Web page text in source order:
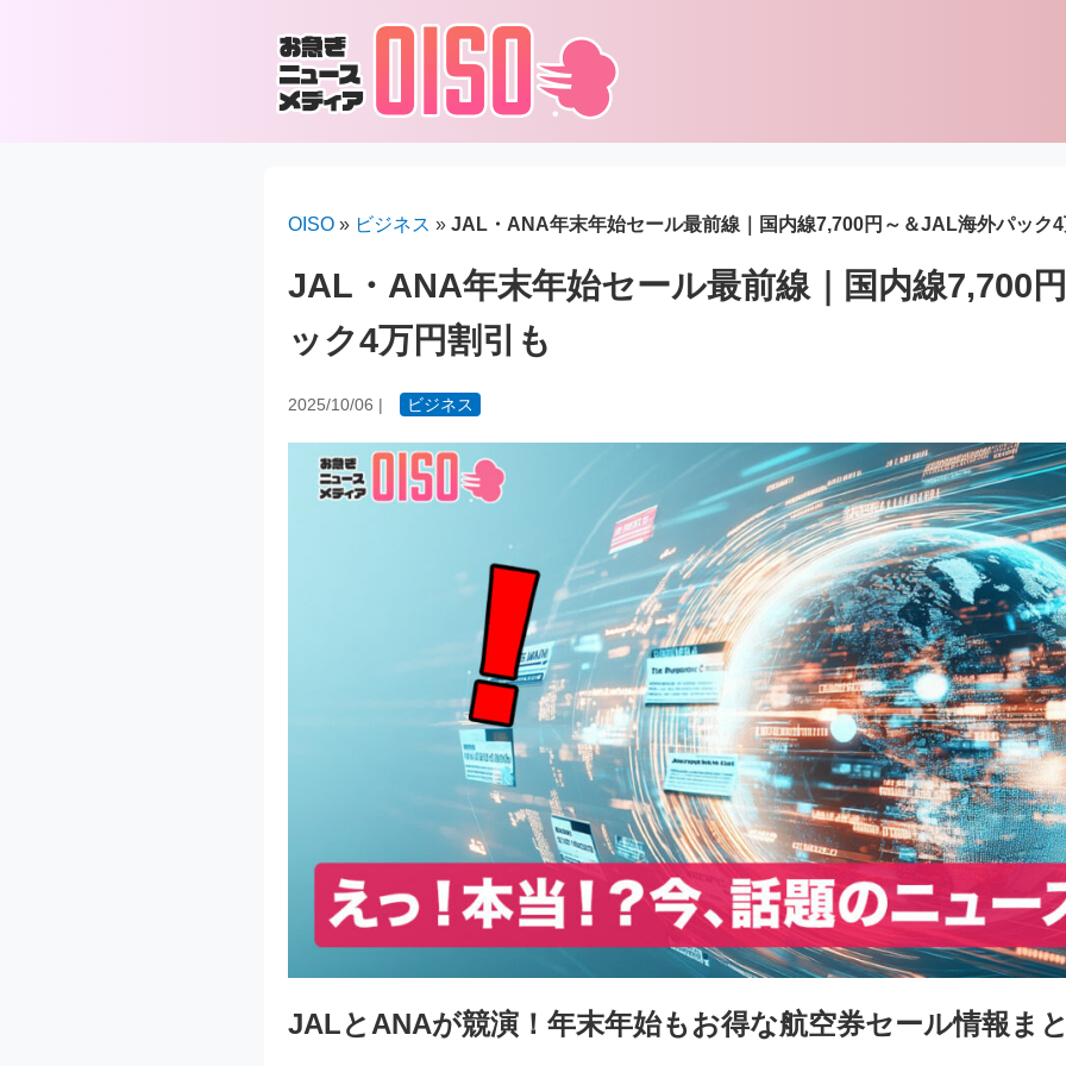
OISO » ビジネス » JAL・ANA年末年始セール最前線｜国内線7,700円～＆JAL海外パック
JAL・ANA年末年始セール最前線｜国内線7,700
ック4万円割引も
2025/10/06 | ビジネス
JALとANAが競演！年末年始もお得な航空券セール情報ま